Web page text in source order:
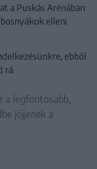
a Puskás Arénában
elleni
ebből
rá.
a legfontosabb,
jöjjenek a